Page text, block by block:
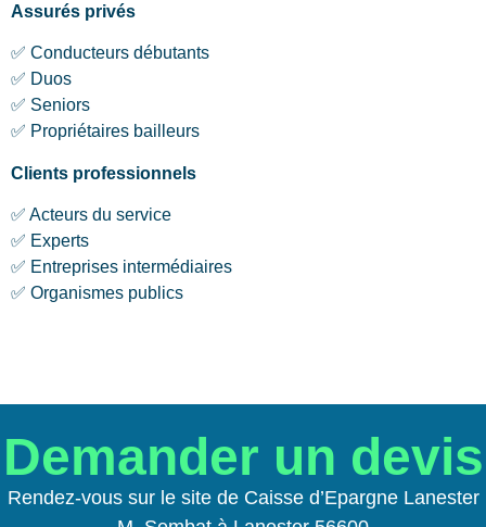
Assurés privés
✅ Conducteurs débutants
✅ Duos
✅ Seniors
✅ Propriétaires bailleurs
Clients professionnels
✅ Acteurs du service
✅ Experts
✅ Entreprises intermédiaires
✅ Organismes publics
Demander un devis
Rendez-vous sur le site de Caisse d’Epargne Lanester